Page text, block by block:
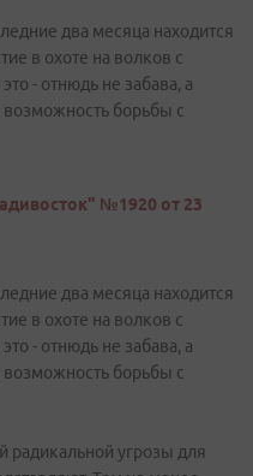
два месяца находится
в охоте на волков с
- отнюдь не забава, а
возможность борьбы с
№1920 от 23
два месяца находится
в охоте на волков с
- отнюдь не забава, а
возможность борьбы с
радикальной угрозы для